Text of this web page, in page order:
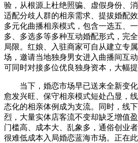
验，从根源上杜绝照骗、虚假身份、
适配分歧人群的相亲需求、提拔婚配
多元化曲播相亲模式，包含一选五、
多、多选多等多种互动婚配形式，完
局限。红娘、入驻商家可自从建立专
场，邀请当地独身男女进入曲播间互
可同时对接多位优良独身资本，大幅提
当下，婚恋市场早已送来全新变化
愈发兴旺、保守相亲模式短处凸显，
态化的相亲体例成为支流。同时，线
烈，大量实体店客流不变却缺乏增值
门槛高、成本大、乱象多，通俗创业
很难低成本入局婚恋蓝海市场。正在